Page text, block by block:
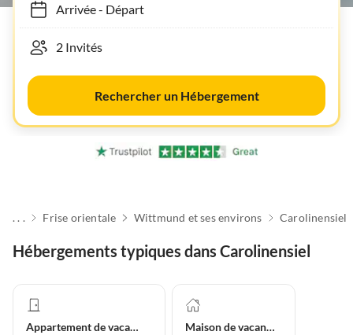
Arrivée- Départ
Rechercher un Hébergement
. . . Frise orientale Wittmund et ses environs Carolinensiel
Hébergements typiques dans Carolinensiel
Appartement de vacances Maison de vacances